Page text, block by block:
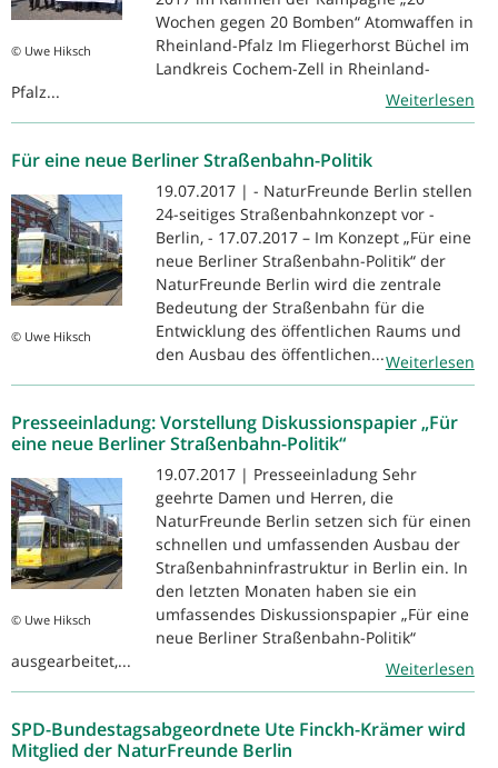
© Uwe Hiksch
Wochen gegen 20 Bomben“ Atomwaffen in
Rheinland-Pfalz Im Fliegerhorst Büchel im
Landkreis Cochem-Zell in Rheinland-
Pfalz...
Weiterlesen
Für eine neue Berliner Straßenbahn-Politik
© Uwe Hiksch
19.07.2017 | - NaturFreunde Berlin stellen
24-seitiges Straßenbahnkonzept vor -
Berlin, - 17.07.2017 – Im Konzept „Für eine
neue Berliner Straßenbahn-Politik“ der
NaturFreunde Berlin wird die zentrale
Bedeutung der Straßenbahn für die
Entwicklung des öffentlichen Raums und
den Ausbau des öffentlichen...Weiterlesen
Presseeinladung: Vorstellung Diskussionspapier „Für
eine neue Berliner Straßenbahn-Politik“
© Uwe Hiksch
19.07.2017 | Presseeinladung Sehr
geehrte Damen und Herren, die
NaturFreunde Berlin setzen sich für einen
schnellen und umfassenden Ausbau der
Straßenbahninfrastruktur in Berlin ein. In
den letzten Monaten haben sie ein
umfassendes Diskussionspapier „Für eine
neue Berliner Straßenbahn-Politik“
ausgearbeitet,...
Weiterlesen
SPD-Bundestagsabgeordnete Ute Finckh-Krämer wird
Mitglied der NaturFreunde Berlin